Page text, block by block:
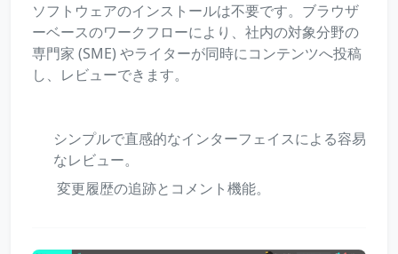
ソフトウェアのインストールは不要です。ブラウザ
ーベースのワークフローにより、社内の対象分野の
専門家 (SME) やライターが同時にコンテンツへ投稿
し、レビューできます。
シンプルで直感的なインターフェイスによる容易
なレビュー。
変更履歴の追跡とコメント機能。